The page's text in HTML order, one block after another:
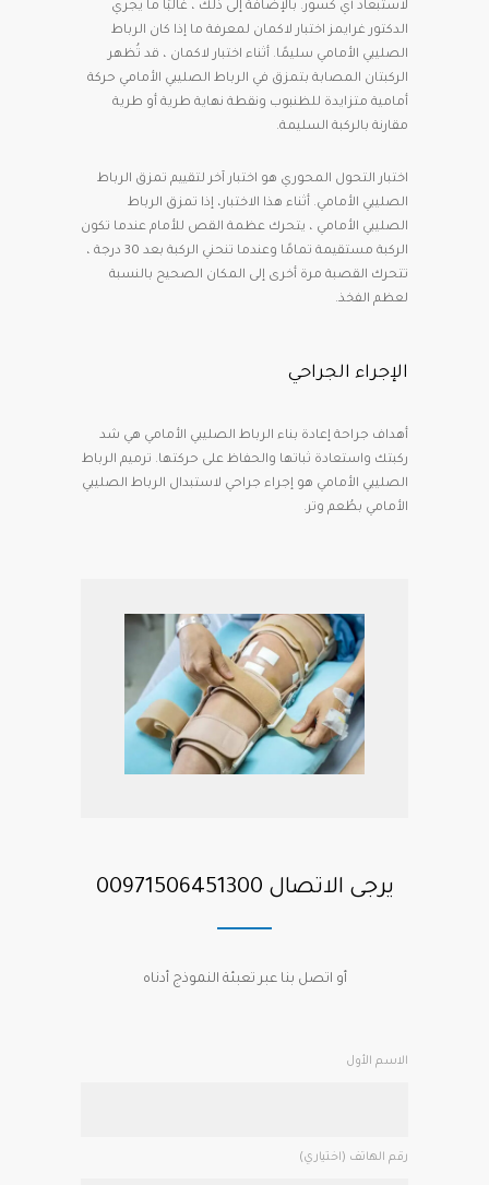
لاستبعاد أي كسور. بالإضافة إلى ذلك ، غالبًا ما يجري
الدكتور غرايمز اختبار لاكمان لمعرفة ما إذا كان الرباط
الصليبي الأمامي سليمًا. أثناء اختبار لاكمان ، قد تُظهر
الركبتان المصابة بتمزق في الرباط الصليبي الأمامي حركة
أمامية متزايدة للظنبوب ونقطة نهاية طرية أو طرية
مقارنة بالركبة السليمة.
اختبار التحول المحوري هو اختبار آخر لتقييم تمزق الرباط
الصليبي الأمامي. أثناء هذا الاختبار، إذا تمزق الرباط
الصليبي الأمامي ، يتحرك عظمة القص للأمام عندما تكون
الركبة مستقيمة تمامًا وعندما تنحني الركبة بعد 30 درجة ،
تتحرك القصبة مرة أخرى إلى المكان الصحيح بالنسبة
لعظم الفخذ.
الإجراء الجراحي
أهداف جراحة إعادة بناء الرباط الصليبي الأمامي هي شد
ركبتك واستعادة ثباتها والحفاظ على حركتها. ترميم الرباط
الصليبي الأمامي هو إجراء جراحي لاستبدال الرباط الصليبي
الأمامي بطُعم وتر.
يرجى الاتصال 00971506451300
أو اتصل بنا عبر تعبئة النموذج أدناه
الاسم الأول
رقم الهاتف (اختياري)